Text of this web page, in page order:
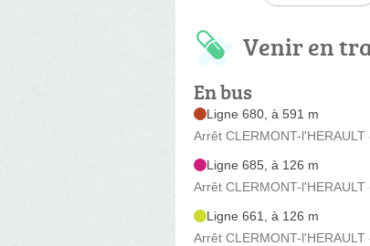
Venir en
En bus
Ligne 680, à 591 m
Arrêt CLERMONT-
Ligne 685, à 126 m
Arrêt CLERMONT-
Ligne 661, à 126 m
Arrêt CLERMONT-